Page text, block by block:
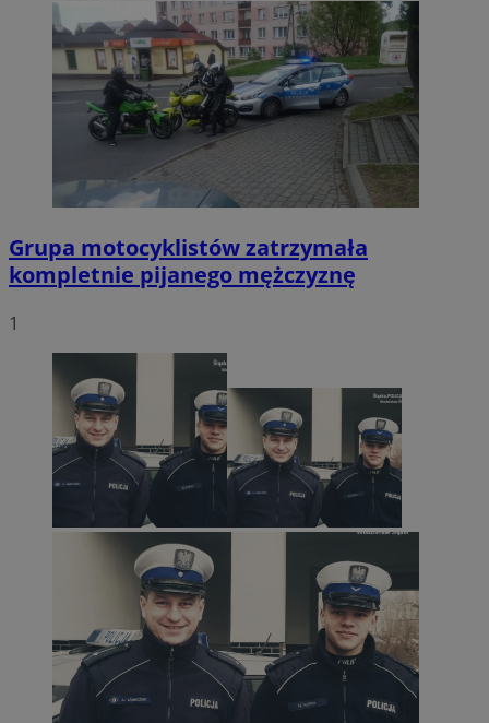
Grupa motocyklistów zatrzymała
kompletnie pijanego mężczyznę
1